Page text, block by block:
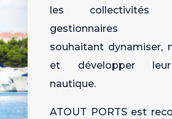
les
gestionnaires
souhaitant dynamiser,
et développer
nautique.
ATOUT PORTS est